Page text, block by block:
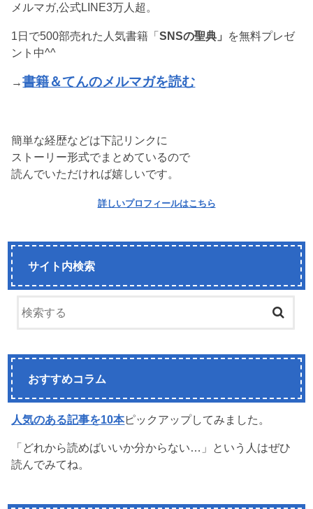
メルマガ,公式LINE3万人超。
1日で500部売れた人気書籍「SNSの聖典」 を無料プレゼ
ント中^^
→書籍＆てんのメルマガを読む
簡単な経歴などは下記リンクに
ストーリー形式でまとめているので
読んでいただければ嬉しいです。
詳しいプロフィールはこちら
サイト内検索
おすすめコラム
人気のある記事を10本ピックアップしてみました。
「どれから読めばいいか分からない…」という人はぜひ
読んでみてね。